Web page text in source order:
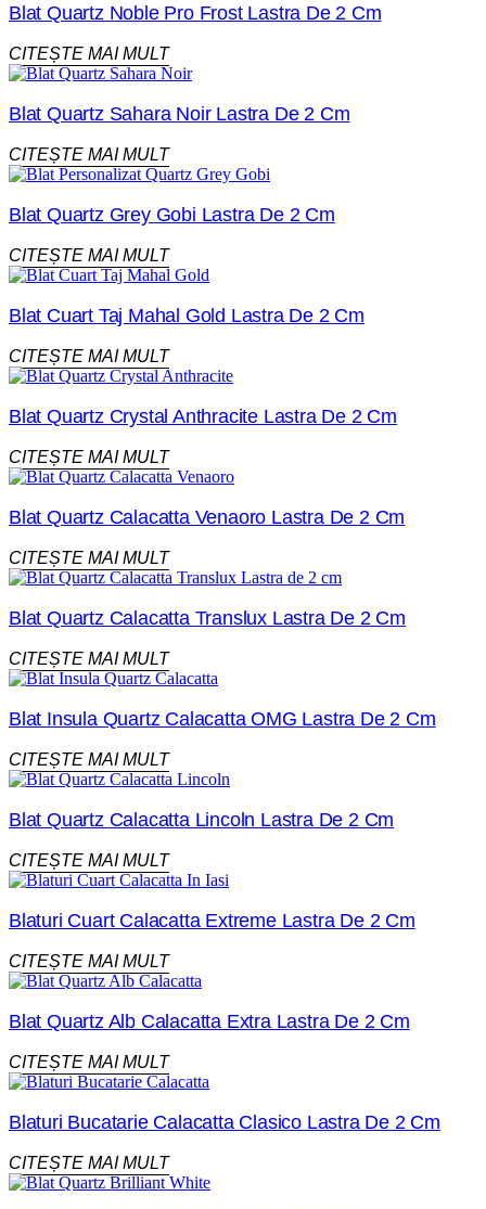
Blat Quartz Noble Pro Frost Lastra De 2 Cm
CITEȘTE MAI MULT
Blat Quartz Sahara Noir Lastra De 2 Cm
CITEȘTE MAI MULT
Blat Quartz Grey Gobi Lastra De 2 Cm
CITEȘTE MAI MULT
Blat Cuart Taj Mahal Gold Lastra De 2 Cm
CITEȘTE MAI MULT
Blat Quartz Crystal Anthracite Lastra De 2 Cm
CITEȘTE MAI MULT
Blat Quartz Calacatta Venaoro Lastra De 2 Cm
CITEȘTE MAI MULT
Blat Quartz Calacatta Translux Lastra De 2 Cm
CITEȘTE MAI MULT
Blat Insula Quartz Calacatta OMG Lastra De 2 Cm
CITEȘTE MAI MULT
Blat Quartz Calacatta Lincoln Lastra De 2 Cm
CITEȘTE MAI MULT
Blaturi Cuart Calacatta Extreme Lastra De 2 Cm
CITEȘTE MAI MULT
Blat Quartz Alb Calacatta Extra Lastra De 2 Cm
CITEȘTE MAI MULT
Blaturi Bucatarie Calacatta Clasico Lastra De 2 Cm
CITEȘTE MAI MULT